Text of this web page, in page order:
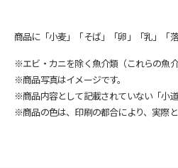
商品に「小麦」「そば」「卵」「乳」「
※エビ・カニを除く魚介類（これらの魚
※商品写真はイメージです。
※商品内容として記載されていない「小
※商品の色は、印刷の都合により、実際と